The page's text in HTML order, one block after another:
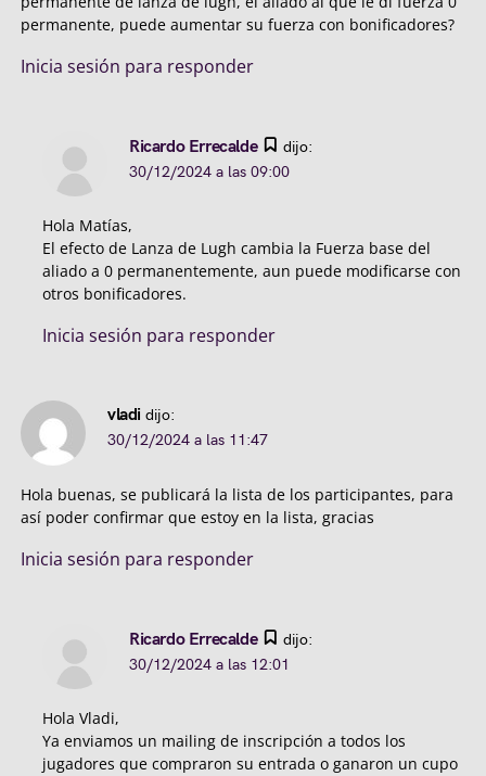
permanente, puede aumentar su fuerza con bonificadores?
Inicia sesión para responder
Ricardo Errecalde
dijo:
30/12/2024 a las 09:00
Hola Matías,
El efecto de Lanza de Lugh cambia la Fuerza base del
aliado a 0 permanentemente, aun puede modificarse con
otros bonificadores.
Inicia sesión para responder
vladi dijo:
30/12/2024 a las 11:47
Hola buenas, se publicará la lista de los participantes, para
así poder confirmar que estoy en la lista, gracias
Inicia sesión para responder
Ricardo Errecalde
dijo:
30/12/2024 a las 12:01
Hola Vladi,
Ya enviamos un mailing de inscripción a todos los
jugadores que compraron su entrada o ganaron un cupo